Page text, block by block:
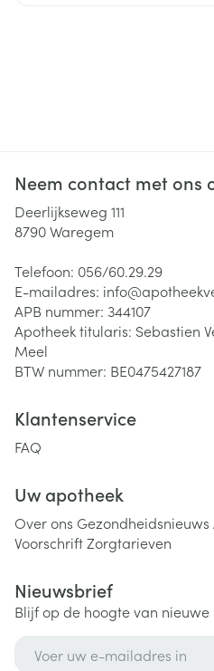
Neem contact met ons
Deerlijkseweg 111
8790Waregem
Telefoon: 056/60.29.29
E-mailadres: info@
APB nummer: 344107
Apotheek titularis: Sebastien
Meel
BTW nummer: BE0475427187
Klantenservice
FAQ
Uw apotheek
Over ons Gezondheidsnieuws
VoorschriftZorgtarieven
Nieuwsbrief
Blijf op de hoogte van